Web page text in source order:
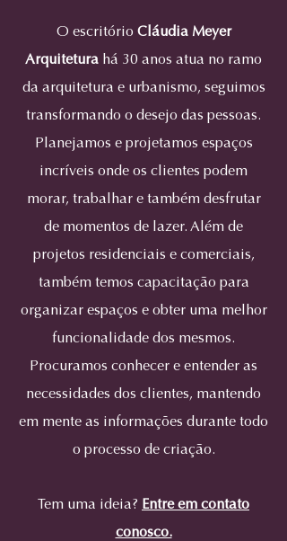
O escritório Cláudia Meyer
Arquitetura há 30 anos atua no ramo
da arquitetura e urbanismo, seguimos
transformando o desejo das pessoas.
Planejamos e projetamos espaços
incríveis onde os clientes podem
morar, trabalhar e também desfrutar
de momentos de lazer. Além de
projetos residenciais e comerciais,
também temos capacitação para
organizar espaços e obter uma melhor
funcionalidade dos mesmos.
Procuramos conhecer e entender as
necessidades dos clientes, mantendo
em mente as informações durante todo
o processo de criação.
Tem uma ideia? Entre em contato
conosco.